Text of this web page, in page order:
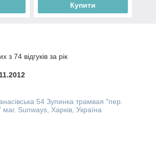
Купити
з 74 відгуків за рік
54 Зупинка трамвая "пер.
маг. Sunways, Харків, Україна